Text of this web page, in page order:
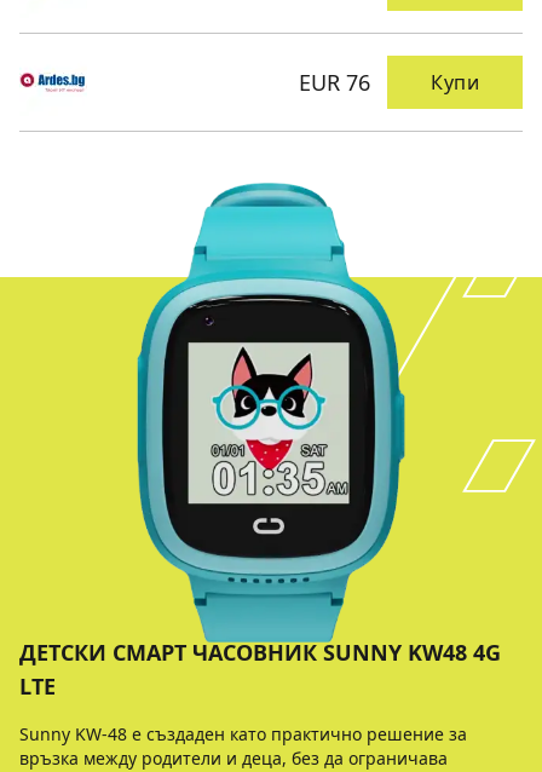
EUR 76 Купи
ДЕТСКИ СМАРТ ЧАСОВНИК SUNNY KW48 4G
LTE
Sunny KW-48 е създаден като практично решение за
връзка между родители и деца, без да ограничава